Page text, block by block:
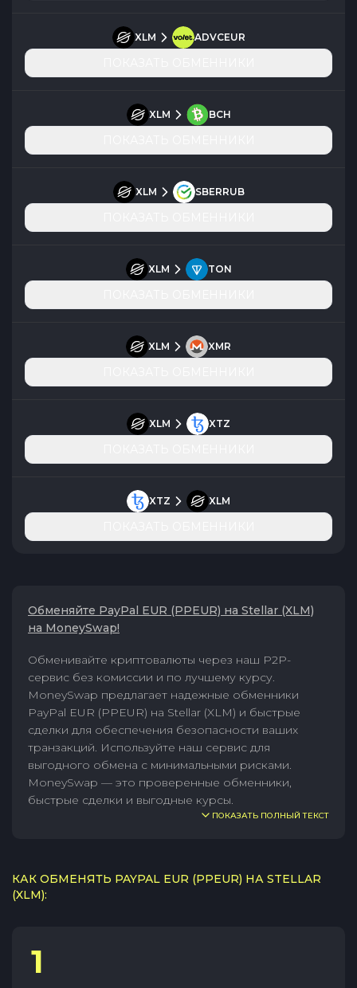
XLM ADVCEUR
XLM BCH
XLM SBERRUB
XLM TON
XLM XMR
XLM XTZ
XTZ XLM
Обменяйте PayPal EUR (PPEUR) на Stellar (XLM)
на MoneySwap!
Обменивайте криптовалюты через наш P2P-
сервис без комиссии и по лучшему курсу.
MoneySwap предлагает надежные обменники
PayPal EUR (PPEUR) на Stellar (XLM) и быстрые
сделки для обеспечения безопасности ваших
транзакций. Используйте наш сервис для
выгодного обмена с минимальными рисками.
MoneySwap — это проверенные обменники,
быстрые сделки и выгодные курсы.
ПОКАЗАТЬ ПОЛНЫЙ ТЕКСТ
КАК ОБМЕНЯТЬ PAYPAL EUR (PPEUR) НА STELLAR
(XLM):
1